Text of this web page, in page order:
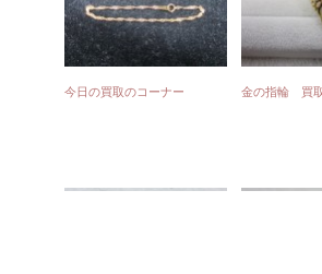
今日の買取のコーナー 金の指輪 買